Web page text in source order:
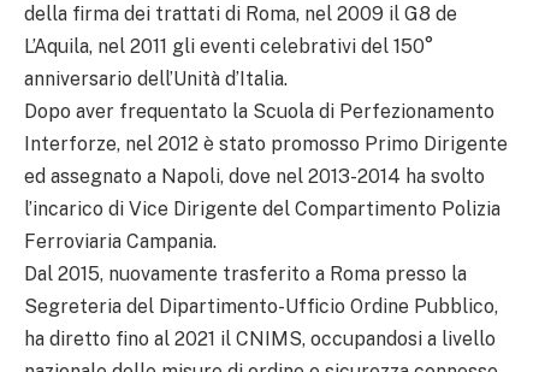
della firma dei trattati di Roma, nel 2009 il G8 de
L’Aquila, nel 2011 gli eventi celebrativi del 150°
anniversario dell’Unità d’Italia.
Dopo aver frequentato la Scuola di Perfezionamento
Interforze, nel 2012 è stato promosso Primo Dirigente
ed assegnato a Napoli, dove nel 2013-2014 ha svolto
l’incarico di Vice Dirigente del Compartimento Polizia
Ferroviaria Campania.
Dal 2015, nuovamente trasferito a Roma presso la
Segreteria del Dipartimento-Ufficio Ordine Pubblico,
ha diretto fino al 2021 il CNIMS, occupandosi a livello